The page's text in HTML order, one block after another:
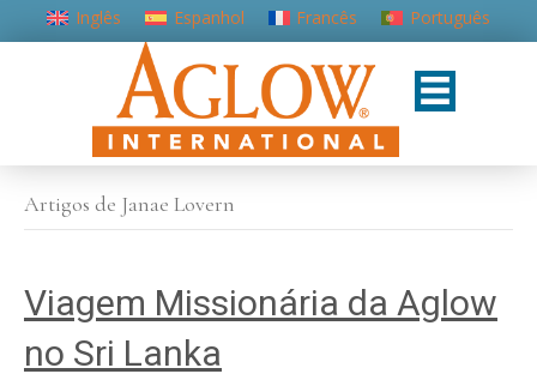
Inglês Espanhol Francês Português
Artigos de Janae Lovern
Viagem Missionária da Aglow
no Sri Lanka